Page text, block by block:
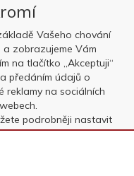
2022, powered byABRA E-
Vašeho chování
zobrazujeme Vám
na tlačítko „Akceptuji“
předáním údajů o
reklamy na sociálních
podrobněji nastavit
„Nastavit“.